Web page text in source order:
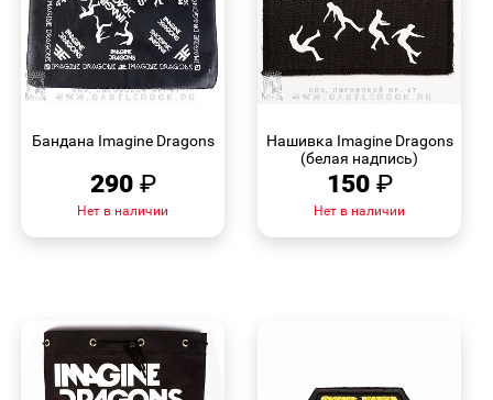
Бандана Imagine Dragons
290 ₽
Нет в наличии
Нашивка Imagine Dragons
(белая надпись)
150 ₽
Нет в наличии